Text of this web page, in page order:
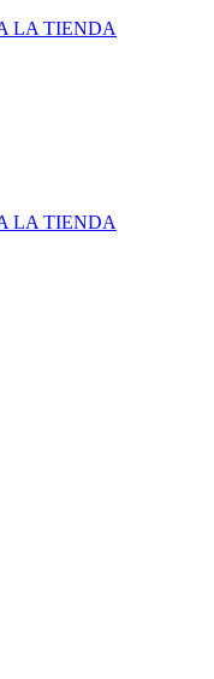
LA TIENDA
LA TIENDA